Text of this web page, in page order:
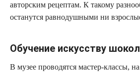
авторским рецептам. К такому
останутся равнодушными ни
Обучение искусству
В музее проводятся мастер-классы,